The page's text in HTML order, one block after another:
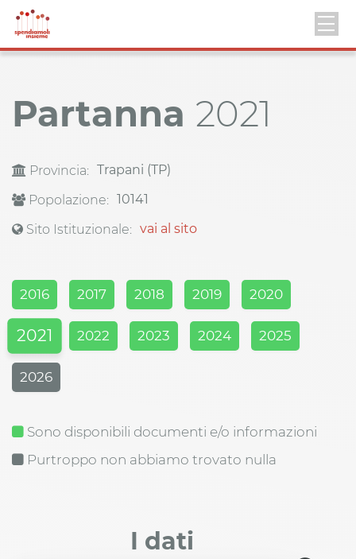
Partanna 2021
Provincia: Trapani (TP)
Popolazione: 10141
Sito Istituzionale: vai al sito
2016 2017 2018 2019 2020
2021 2022 2023 2024 2025
2026
Sono disponibili documenti e/o informazioni
Purtroppo non abbiamo trovato nulla
I dati